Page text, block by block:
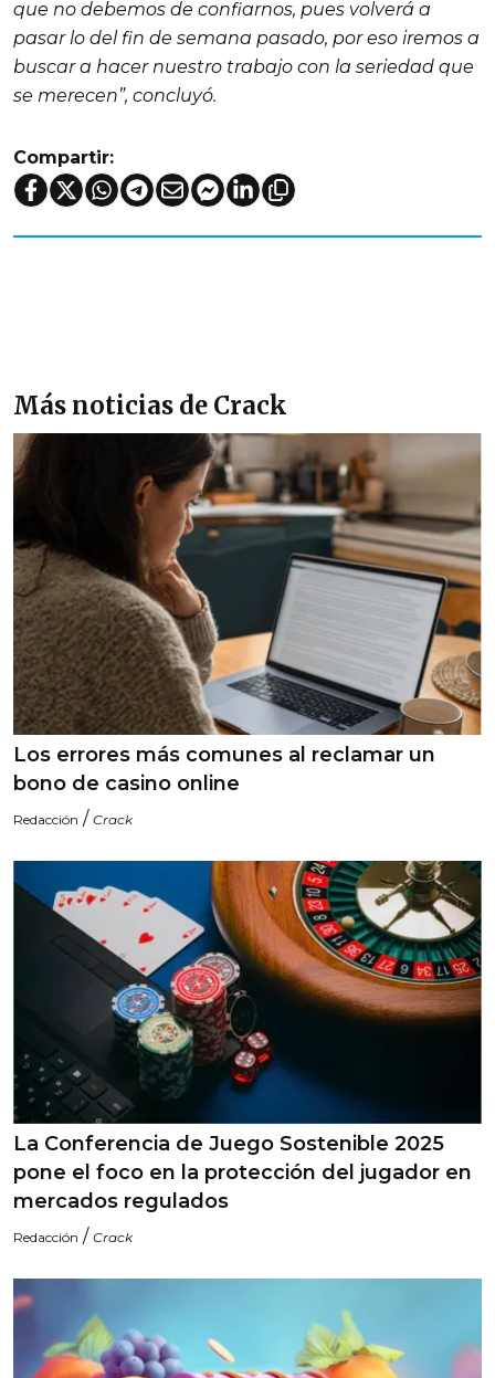
que no debe­mos de confiarnos, pues volverá a
pasar lo del fin de semana pasa­do, por eso iremos a
buscar a hacer nuestro trabajo con la seriedad que
se merecen”, concluyó.
Compartir:
Más noticias de Crack
Los errores más comunes al reclamar un
bono de casino online
Redacción / Crack
La Conferencia de Juego Sostenible 2025
pone el foco en la protección del jugador en
mercados regulados
Redacción / Crack